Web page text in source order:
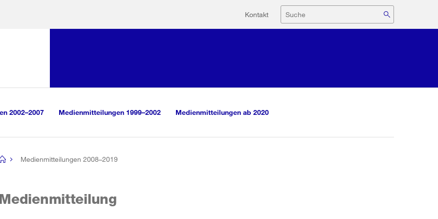
Hilfsnavigation
Kontakt Suche
2002–2007 Medienmitteilungen 1999–2002 Medienmitteilungen ab 2020
Medienmitteilungen 2008–2019